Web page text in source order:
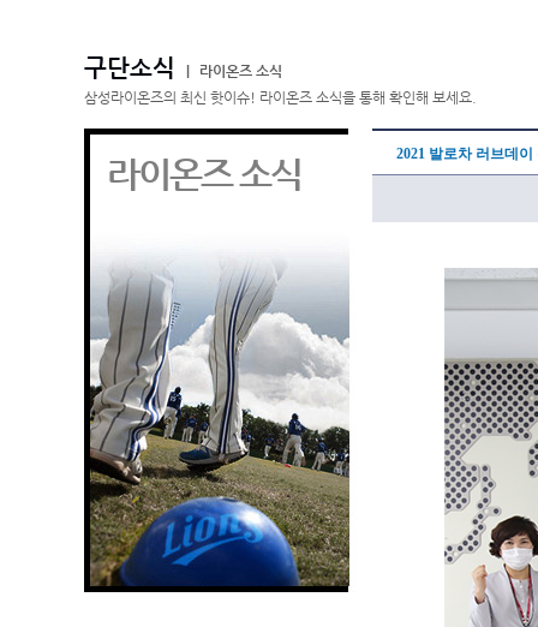
구단소식
라이온즈 소식
삼성라이온즈의 최신 핫이슈! 라이온즈 소식을 통해 확인해 보세요.
라이온즈 소식 2021 발로차 러브데